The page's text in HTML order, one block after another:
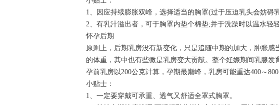
1、因应持续膨胀双峰，选择适当的胸罩(过于压迫乳头会妨碍
2、有乳汁溢出者，可于胸罩内垫个棉垫;并于洗澡时以温水轻
怀孕后期
原则上，后期乳房没有新变化，只是追随中期的加大，肿胀
的体重，其中也有些微是乳房变大贡献。整个妊娠期间乳腺
孕前乳房以200公克计算，孕期最巅峰，乳房可能重达400～
小贴士：
1、一定要穿戴可承重、透气又舒适全罩式胸罩。